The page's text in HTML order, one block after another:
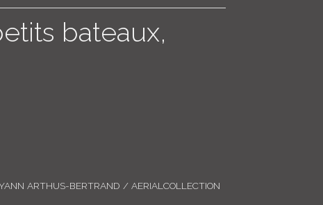
bateaux,
ARTHUS-BERTRAND / AERIALCOLLECTION